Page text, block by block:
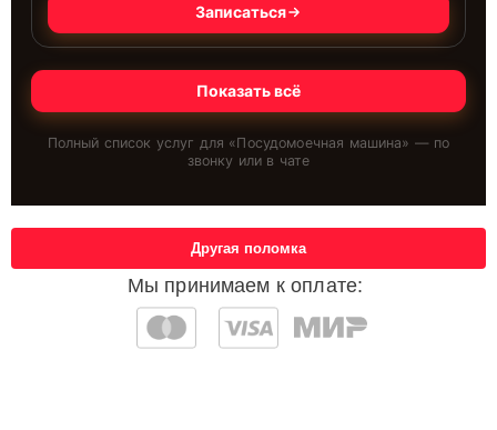
Записаться
Показать всё
Полный список услуг для «Посудомоечная машина» — по
звонку или в чате
Мы принимаем к оплате:
Другая поломка